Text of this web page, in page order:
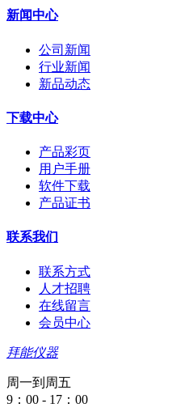
新闻中心
公司新闻
行业新闻
新品动态
下载中心
产品彩页
用户手册
软件下载
产品证书
联系我们
联系方式
人才招聘
在线留言
会员中心
拜能仪器
周一到周五
9：00 - 17：00